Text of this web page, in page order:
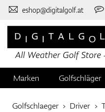
eshop@digitalgolf.at
Marken Golfschläger
Golfschlaeger Driver